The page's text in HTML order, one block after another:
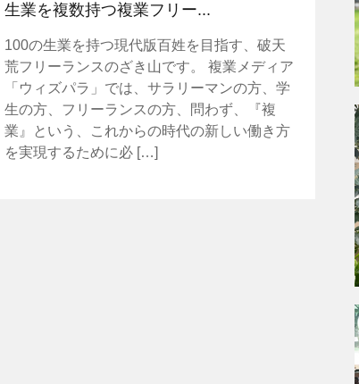
生業を複数持つ複業フリー...
100の生業を持つ現代版百姓を目指す、破天
荒フリーランスのざき山です。 複業メディア
「ウィズパラ」では、サラリーマンの方、学
生の方、フリーランスの方、問わず、『複
業』という、これからの時代の新しい働き方
を実現するために必 […]